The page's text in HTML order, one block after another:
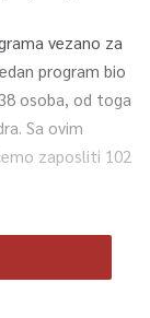
vezano za
program bio
osoba, od toga
Sa ovim
zaposliti 102
Vlade KS